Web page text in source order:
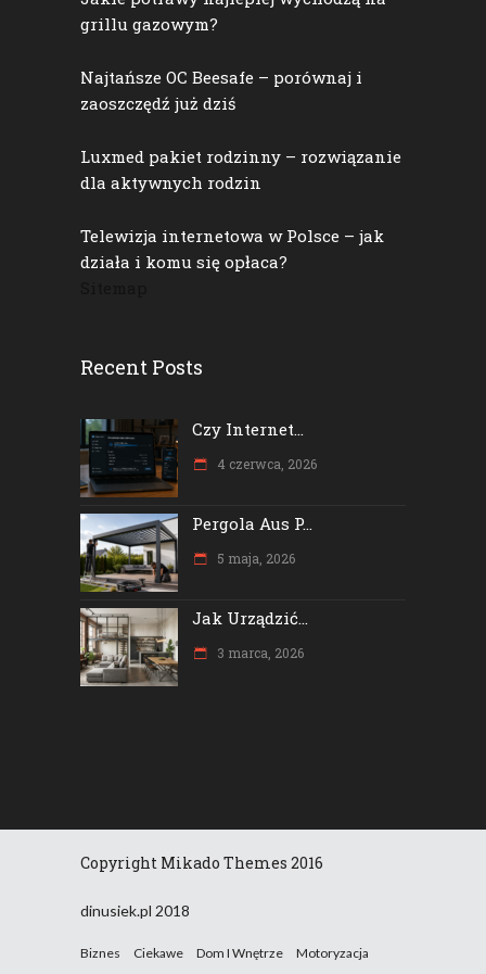
grillu gazowym?
Najtańsze OC Beesafe – porównaj i
zaoszczędź już dziś
Luxmed pakiet rodzinny – rozwiązanie
dla aktywnych rodzin
Telewizja internetowa w Polsce – jak
działa i komu się opłaca?
Recent Posts
Czy Internet...
4 czerwca, 2026
Pergola Aus P...
5 maja, 2026
Jak Urządzić...
3 marca, 2026
Copyright Mikado Themes 2016
dinusiek.pl 2018
Biznes Ciekawe Dom I Wnętrze
Motoryzacja